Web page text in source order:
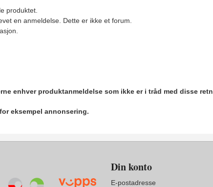
produktet.
en anmeldelse. Dette er ikke et forum.
enhver produktanmeldelse som ikke er i tråd med disse
eksempel annonsering.
Din konto
E-postadresse